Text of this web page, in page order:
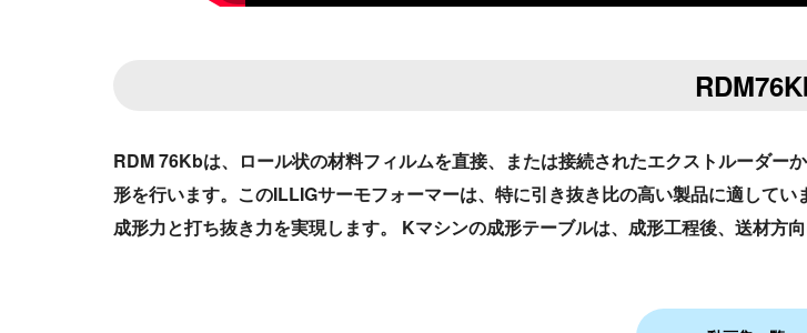
RDM 76Kbは、ロール状の材料フィルムを直接、または接続されたエクストルーダ
形を行います。このILLIGサーモフォーマーは、特に引き抜き比の高い製品に適して
成形力と打ち抜き力を実現します。 Kマシンの成形テーブルは、成形工程後、送材方